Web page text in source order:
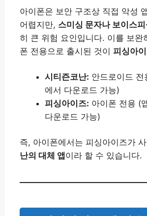
아이폰은 보안 구조상 직접 악성
어렵지만, 스미싱 문자나 보이스
히 큰 위험 요인입니다. 이를 보완
폰 전용으로 출시된 것이 피싱아
시티즌코난: 안드로이드 전
에서 다운로드 가능)
피싱아이즈: 아이폰 전용 (
다운로드 가능)
즉, 아이폰에서는 피싱아이즈가
난의 대체 앱 이라 할 수 있습니다.